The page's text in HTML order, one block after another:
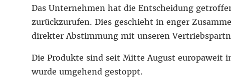
Das Unternehmen hat die Entscheidung
zurückzurufen. Dies geschieht in enger
direkter Abstimmung mit unseren
Die Produkte sind seit Mitte August europaweit
wurde umgehend gestoppt.